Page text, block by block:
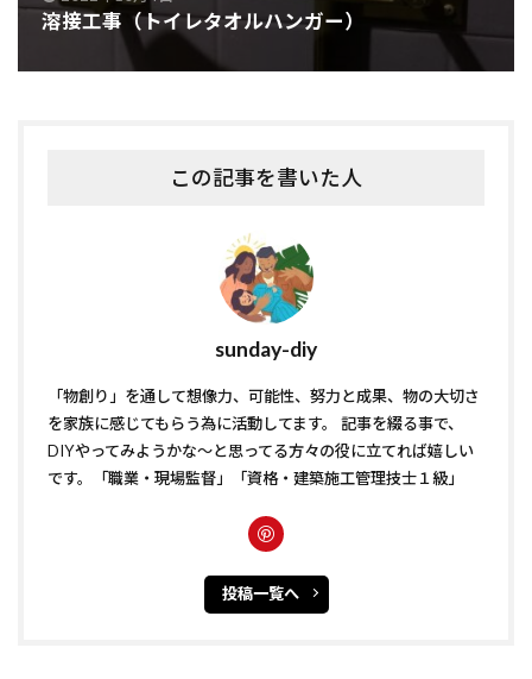
溶接工事（トイレタオルハンガー）
この記事を書いた人
sunday-diy
「物創り」を通して想像力、可能性、努力と成果、物の大切さ
を家族に感じてもらう為に活動してます。 記事を綴る事で、
DIYやってみようかな〜と思ってる方々の役に立てれば嬉しい
です。「職業・現場監督」「資格・建築施工管理技士１級」
投稿一覧へ